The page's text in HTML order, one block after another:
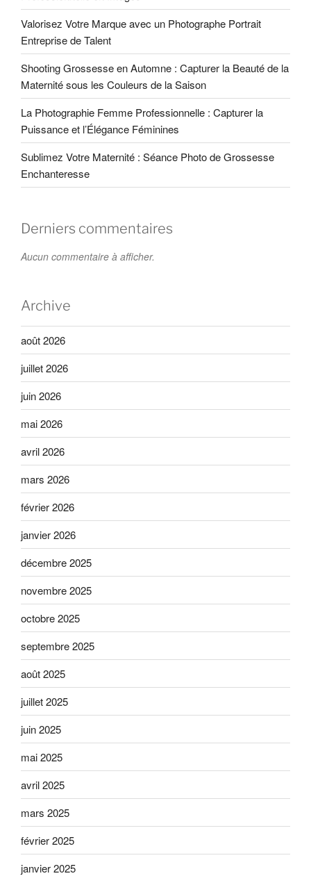
Valorisez Votre Marque avec un Photographe Portrait
Entreprise de Talent
Shooting Grossesse en Automne : Capturer la Beauté de la
Maternité sous les Couleurs de la Saison
La Photographie Femme Professionnelle : Capturer la
Puissance et l’Élégance Féminines
Sublimez Votre Maternité : Séance Photo de Grossesse
Enchanteresse
Derniers commentaires
Aucun commentaire à afficher.
Archive
août 2026
juillet 2026
juin 2026
mai 2026
avril 2026
mars 2026
février 2026
janvier 2026
décembre 2025
novembre 2025
octobre 2025
septembre 2025
août 2025
juillet 2025
juin 2025
mai 2025
avril 2025
mars 2025
février 2025
janvier 2025